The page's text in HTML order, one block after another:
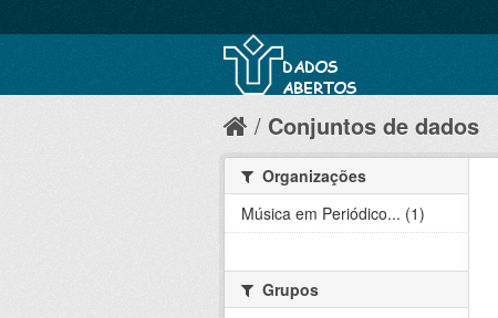
Conjuntos de dados
Organizações
Música em Periódico... (1)
Grupos